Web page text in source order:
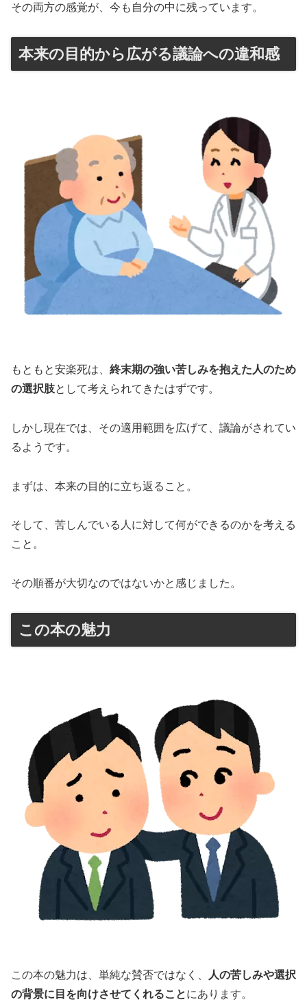
その両方の感覚が、今も自分の中に残っています。
本来の目的から広がる議論への違和感
もともと安楽死は、 終末期の強い苦しみを抱えた人のため
の選択肢として考えられてきたはずです。
しかし現在では、その適用範囲を広げて、議論がされてい
るようです。
まずは、本来の目的に立ち返ること。
そして、苦しんでいる人に対して何ができるのかを考える
こと。
その順番が大切なのではないかと感じました。
この本の魅力
この本の魅力は、単純な賛否ではなく、
人の苦しみや選択
の背景に目を向けさせてくれることにあります。